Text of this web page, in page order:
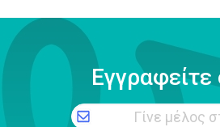
Γίνε μέλος